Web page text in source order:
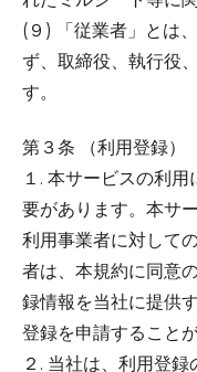
(９) 「従業者」とは
ず、取締役、執行役
す。
第３条 （利用登録）
１. 本サービスの利
要があります。本サ
利用事業者に対して
者は、本規約に同意
録情報を当社に提供
登録を申請すること
２. 当社は、利用登